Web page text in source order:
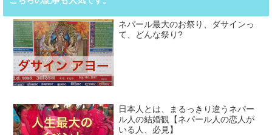
ネパール最大のお祭り、ダサインっ
て、どんな祭り?
日本人とは、まるっきり違うネパー
ル人の結婚観【ネパール人の恋人が
いる人、必見】